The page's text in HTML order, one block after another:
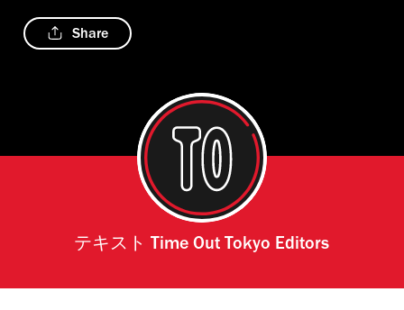
Share
テキスト Time Out Tokyo Editors